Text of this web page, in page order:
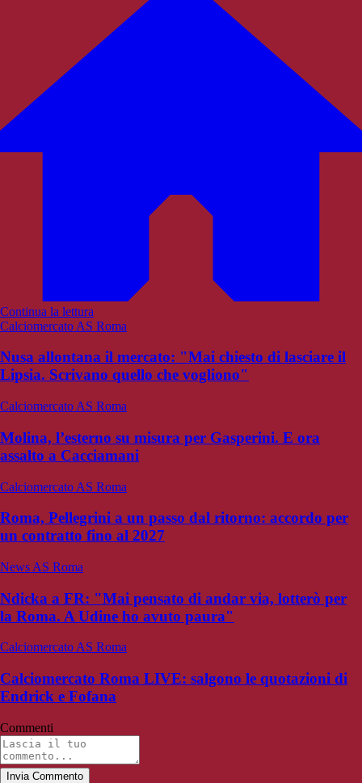
Continua la lettura
Calciomercato AS Roma
Nusa allontana il mercato: "Mai chiesto di lasciare il
Lipsia. Scrivano quello che vogliono"
Calciomercato AS Roma
Molina, l’esterno su misura per Gasperini. E ora
assalto a Cacciamani
Calciomercato AS Roma
Roma, Pellegrini a un passo dal ritorno: accordo per
un contratto fino al 2027
News AS Roma
Ndicka a FR: "Mai pensato di andar via, lotterò per
la Roma. A Udine ho avuto paura"
Calciomercato AS Roma
Calciomercato Roma LIVE: salgono le quotazioni di
Endrick e Fofana
Commenti
Invia Commento